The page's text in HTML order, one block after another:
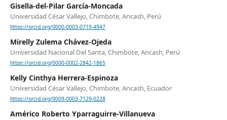
Gisella-del-Pilar García-Moncada
Universidad César Vallejo, Chimbote, Ancash, Perú
https://orcid.org/0000-0003-0719-4947
Mirelly Zulema Chávez-Ojeda
Universidad Nacional Del Santa, Chimbote, Ancash, Perú
https://orcid.org/0000-0002-2842-1865
Kelly Cinthya Herrera-Espinoza
Universidad César Vallejo, Chimbote, Ancash, Ecuador
https://orcid.org/0009-0003-7129-0228
Américo Roberto Yparraguirre-Villanueva